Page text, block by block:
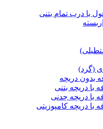
با درب تمام بتنی
(گرد)
بدون دریچه
با دریچه بتنی
با دریچه چدنی
با دریچه کامپوزیتی